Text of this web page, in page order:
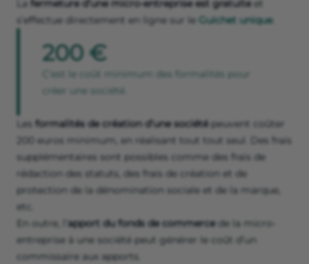
La fermeture d’une micro-entreprise est gratuite et
s’effectue directement en ligne sur le Guichet unique.
200 €
C’est le coût minimum des formalités pour
créer une société.
Les formalités de création d’une société peuvent coûter
200 euros minimum, en réalisant tout tout seul. Des frais
supplémentaires sont possibles comme des frais de
rédaction des statuts, des frais de création et de
protection de la dénomination sociale et de la marque,
etc.
En outre, l’ apport du fonds de commerce de la micro-
entreprise à une société peut générer le coût d’un
commissaire aux apports.